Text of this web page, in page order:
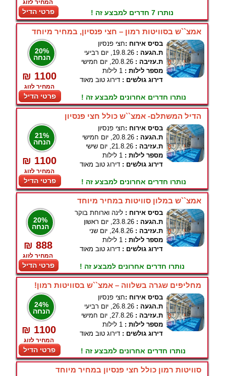
המחיר לזוג
פרטי הדיל נותרו 7 חדרים למבצע זה !
אמצ``ש בסוויטות רמון – חצי פנסיון, במחיר מיוחד
20%
הנחה
₪ 1100
המחיר לזוג
פרטי הדיל
בסיס אירוח :חצי פנסיון
ת.הגעה : 19.8.26, יום רביעי
ת.עזיבה : 20.8.26, יום חמישי
מספר לילות : 1 לילות
דירוג גולשים : דירוג טוב מאוד
נותרו חדרים אחרונים למבצע זה !
הדיל המשתלם- אמצ``ש כולל חצי פנסיון
21%
הנחה
₪ 1100
המחיר לזוג
פרטי הדיל
בסיס אירוח :חצי פנסיון
ת.הגעה : 20.8.26, יום חמישי
ת.עזיבה : 21.8.26, יום שישי
מספר לילות : 1 לילות
דירוג גולשים : דירוג טוב מאוד
נותרו חדרים אחרונים למבצע זה !
אמצ``ש במלון סוויטות במחיר מיוחד
20%
הנחה
₪ 888
המחיר לזוג
פרטי הדיל
בסיס אירוח : לינה וארוחת בוקר
ת.הגעה : 23.8.26, יום ראשון
ת.עזיבה : 24.8.26, יום שני
מספר לילות : 1 לילות
דירוג גולשים : דירוג טוב מאוד
נותרו חדרים אחרונים למבצע זה !
מחליפים שגרה בשלווה – אמצ``ש בסוויטות רמון!
24%
הנחה
₪ 1100
המחיר לזוג
פרטי הדיל
בסיס אירוח :חצי פנסיון
ת.הגעה : 26.8.26, יום רביעי
ת.עזיבה : 27.8.26, יום חמישי
מספר לילות : 1 לילות
דירוג גולשים : דירוג טוב מאוד
נותרו חדרים אחרונים למבצע זה !
סוויטות רמון כולל חצי פנסיון במחיר מיוחד